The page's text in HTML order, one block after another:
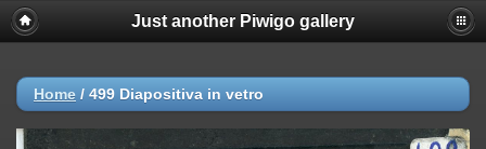
Just another Piwigo gallery
Home / 499 Diapositiva in vetro